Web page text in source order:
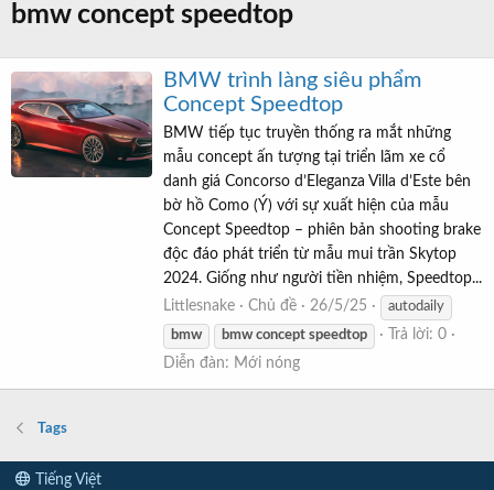
bmw concept speedtop
BMW trình làng siêu phẩm
Concept Speedtop
BMW tiếp tục truyền thống ra mắt những
mẫu concept ấn tượng tại triển lãm xe cổ
danh giá Concorso d’Eleganza Villa d’Este bên
bờ hồ Como (Ý) với sự xuất hiện của mẫu
Concept Speedtop – phiên bản shooting brake
độc đáo phát triển từ mẫu mui trần Skytop
2024. Giống như người tiền nhiệm, Speedtop...
Littlesnake
Chủ đề 26/5/25
autodaily
bmw
bmw concept speedtop
Trả lời: 0
Diễn đàn: Mới nóng
Tags
Tiếng Việt